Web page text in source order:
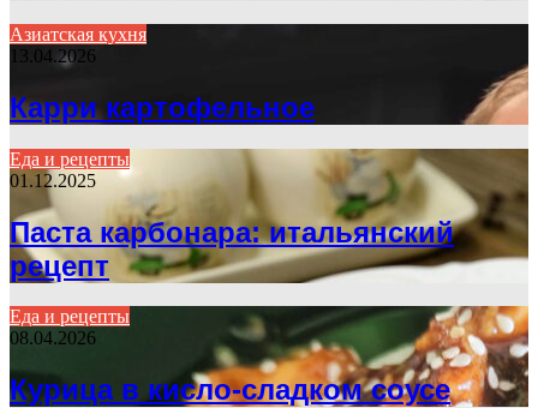
Азиатская кухня
13.04.2026
Карри картофельное
Еда и рецепты
01.12.2025
Паста карбонара: итальянский
рецепт
Еда и рецепты
08.04.2026
Курица в кисло-сладком соусе